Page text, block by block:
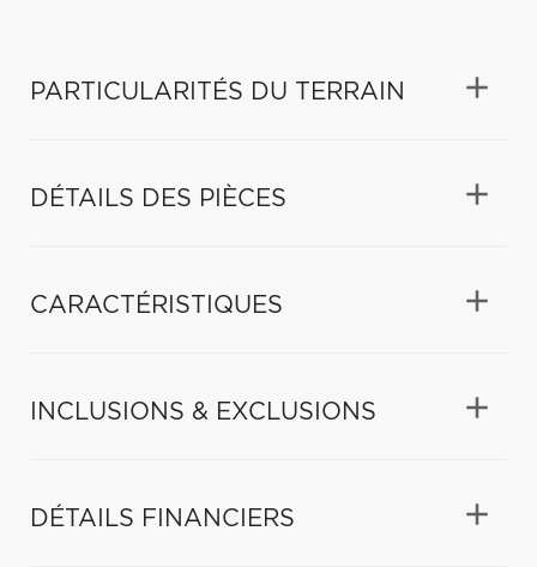
PARTICULARITÉS DU TERRAIN
DÉTAILS DES PIÈCES
CARACTÉRISTIQUES
INCLUSIONS & EXCLUSIONS
DÉTAILS FINANCIERS